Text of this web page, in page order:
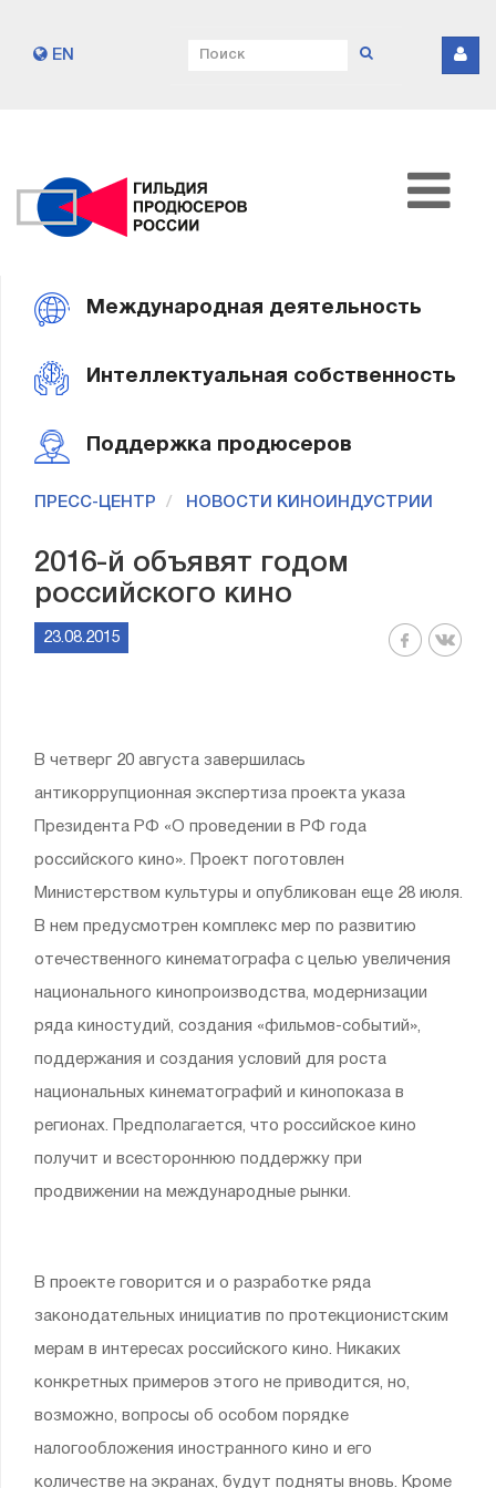
EN
Международная деятельность
Интеллектуальная собственность
Поддержка продюсеров
ПРЕСС-ЦЕНТР НОВОСТИ КИНОИНДУСТРИИ
2016-й объявят годом
российского кино
23.08.2015
В четверг 20 августа завершилась
антикоррупционная экспертиза проекта указа
Президента РФ «О проведении в РФ года
российского кино». Проект поготовлен
Министерством культуры и опубликован еще 28 июля.
В нем предусмотрен комплекс мер по развитию
отечественного кинематографа с целью увеличения
национального кинопроизводства, модернизации
ряда киностудий, создания «фильмов-событий»,
поддержания и создания условий для роста
национальных кинематографий и кинопоказа в
регионах. Предполагается, что российское кино
получит и всестороннюю поддержку при
продвижении на международные рынки.
В проекте говорится и о разработке ряда
законодательных инициатив по протекционистским
мерам в интересах российского кино. Никаких
конкретных примеров этого не приводится, но,
возможно, вопросы об особом порядке
налогообложения иностранного кино и его
количестве на экранах, будут подняты вновь. Кроме